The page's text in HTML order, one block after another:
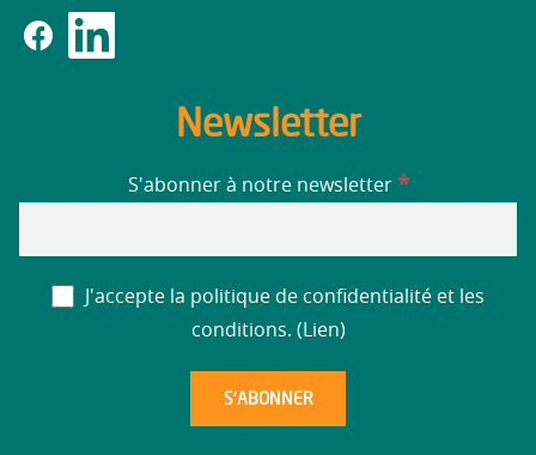
Newsletter
S'abonner à notre newsletter *
J'accepte la politique de confidentialité et les
conditions. ( Lien)